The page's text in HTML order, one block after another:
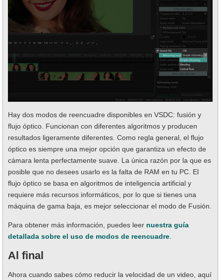
Hay dos modos de reencuadre disponibles en VSDC: fusión y
flujo óptico. Funcionan con diferentes algoritmos y producen
resultados ligeramente diferentes. Como regla general, el flujo
óptico es siempre una mejor opción que garantiza un efecto de
cámara lenta perfectamente suave. La única razón por la que es
posible que no desees usarlo es la falta de RAM en tu PC. El
flujo óptico se basa en algoritmos de inteligencia artificial y
requiere más recursos informáticos, por lo que si tienes una
máquina de gama baja, es mejor seleccionar el modo de Fusión.
Para obtener más información, puedes leer nuestra guía
detallada sobre el uso de modos de reencuadre.
Al final
Ahora cuando sabes cómo reducir la velocidad de un video, aquí